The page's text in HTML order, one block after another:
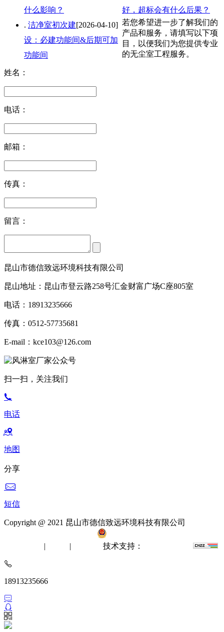
什么影响？
好，超标会有什么后果？
[2026-04-10]
. 洁净室初次建
设：必建功能间&后期可加
功能间
若您希望进一步了解我们的
产品和服务，请填写以下项
目，以便我们为您提供专业
的无尘室工程服务。
姓名：
电话：
邮箱：
传真：
留言：
昆山市德信致远环境科技有限公司
昆山地址：昆山市登云路258号汇金财富广场C座805室
电话：18913235666
传真：0512-57735681
E-mail：kce103@126.com
扫一扫，关注我们
电话
地图
分享
短信
Copyright @ 2021 昆山市德信致远环境科技有限公司
| | 技术支持：
18913235666